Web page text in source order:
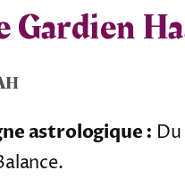
Gardien
astrologique :